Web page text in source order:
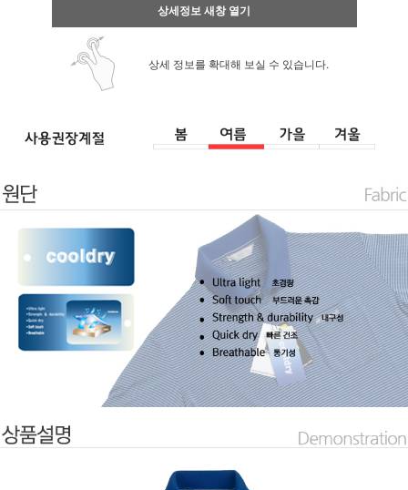
상세정보 새창 열기
상세 정보를 확대해 보실 수 있습니다.